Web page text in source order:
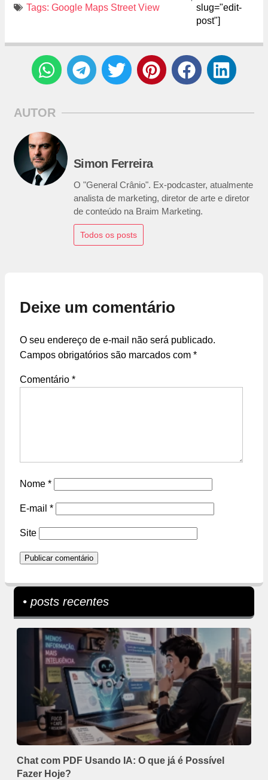
Tags: Google Maps Street View
slug="edit-
post"]
AUTOR
Simon Ferreira
O "General Crânio". Ex-podcaster, atualmente
analista de marketing, diretor de arte e diretor
de conteúdo na Braim Marketing.
Todos os posts
Deixe um comentário
O seu endereço de e-mail não será publicado.
Campos obrigatórios são marcados com *
Comentário *
Nome *
E-mail *
Site
• posts recentes
Chat com PDF Usando IA: O que já é Possível
Fazer Hoje?